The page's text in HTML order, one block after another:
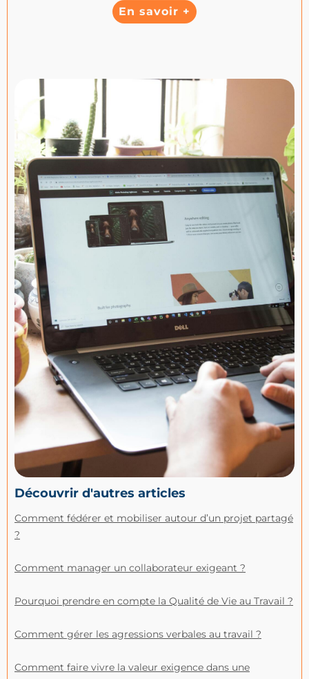
En savoir +
Découvrir d'autres articles
Comment fédérer et mobiliser autour d’un projet partagé
?
Comment manager un collaborateur exigeant ?
Pourquoi prendre en compte la Qualité de Vie au Travail ?
Comment gérer les agressions verbales au travail ?
Comment faire vivre la valeur exigence dans une